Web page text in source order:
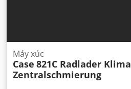
Máy xúc
Case 821C Radlader Klima
Zentralschmierung